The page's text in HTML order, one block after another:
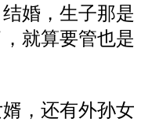
婚，生子那是
就算要管也是
，还有外孙女